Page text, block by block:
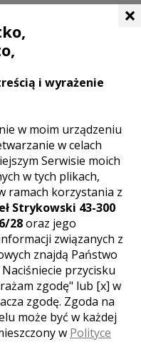
,Wesele Stara
Wesele Mysiadło
,Wesele Chyliczki,
×
i wyrażenie
w moim urządzeniu
w celach
Serwisie moich
w tych plikach,
ramach korzystania z
Strykowski 43-300
28oraz jego
związanych z
znajdą Państwo
Naciśniecie przycisku
zgodę" lub [x] w
zgodę. Zgoda na
może być w każdej
w Polityce